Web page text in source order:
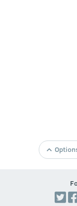
Taille de
Réduire